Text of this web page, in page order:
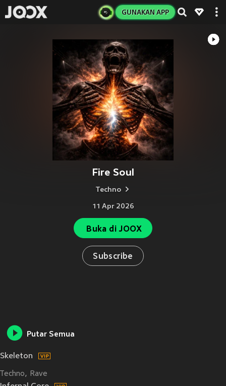
GUNAKAN APP
Fire Soul
Techno
11 Apr 2026
Buka di JOOX
Subscribe
Putar Semua
Skeleton
Techno Rave